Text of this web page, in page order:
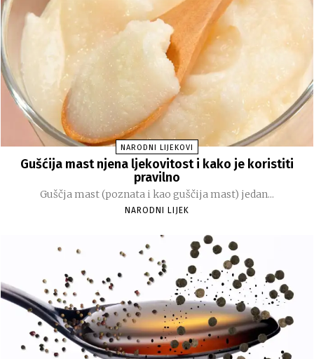
NARODNI LIJEKOVI
Gušćija mast njena ljekovitost i kako je koristiti
pravilno
Guščja mast (poznata i kao guščija mast) jedan...
NARODNI LIJEK